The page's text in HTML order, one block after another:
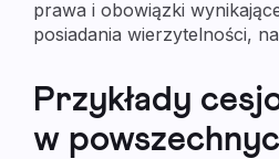
prawa i obowiązki
posiadania wierzytelności,
Przykłady
w